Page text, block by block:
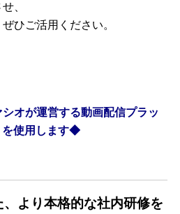
、
ひご活用ください。
オが運営する動画配信プラッ
を使用します◆
より本格的な社内研修を